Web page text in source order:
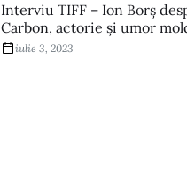
Interviu TIFF – Ion Borș
Carbon, actorie și umor
iulie 3, 2023